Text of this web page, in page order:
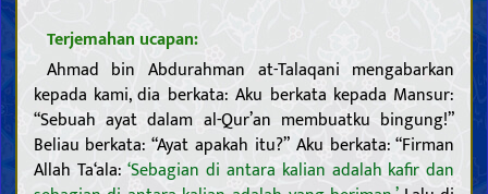
Terjemahan ucapan:
Ahmad bin Abdurahman at-Talaqani mengabarkan
kepada kami, dia berkata: Aku berkata kepada Mansur:
“Sebuah ayat dalam al-Qur’an membuatku bingung!”
Beliau berkata: “Ayat apakah itu?” Aku berkata: “Firman
Allah Ta‘ala: ‘Sebagian di antara kalian adalah kafir dan